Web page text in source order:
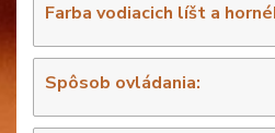
Farba vodiacich líšt a
Spôsob ovládania: